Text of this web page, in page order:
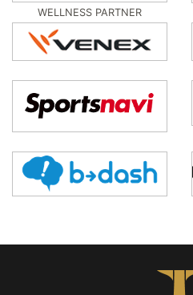
WELLNESS PARTNER